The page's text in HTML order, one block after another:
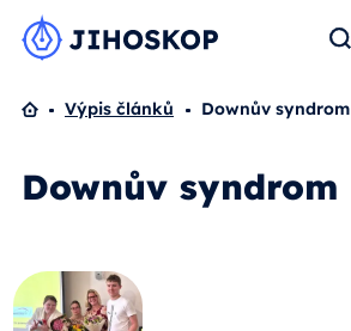
Domů
Výpis článků Downův syndrom
Downův syndrom